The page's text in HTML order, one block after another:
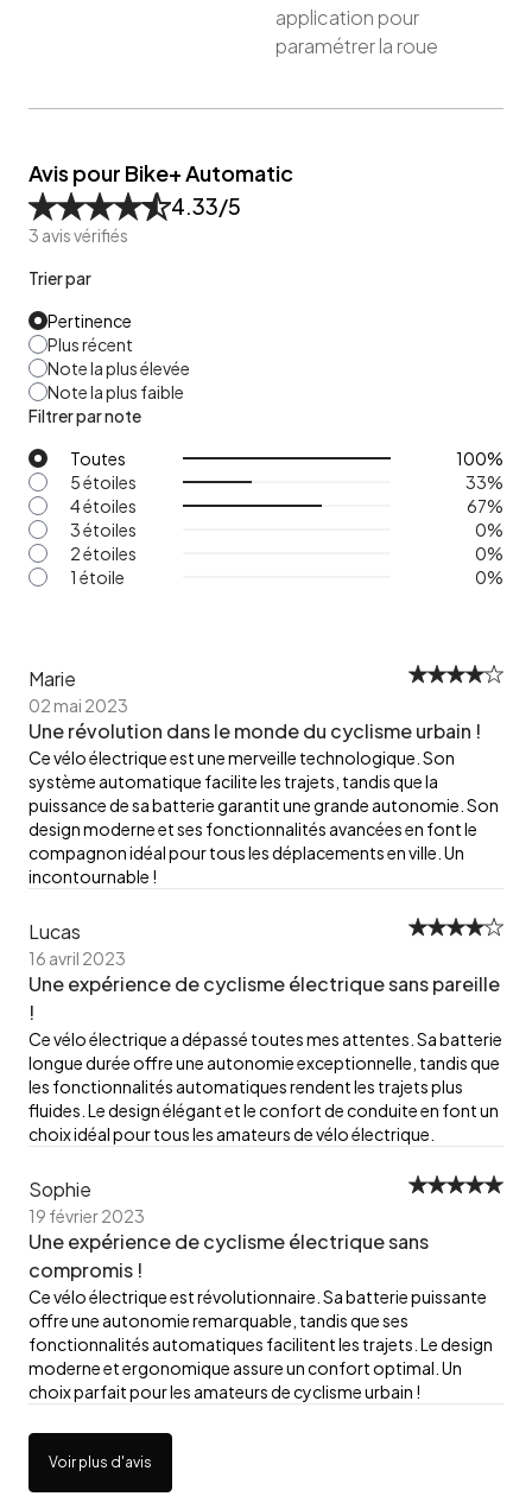
application pour
paramétrer la roue
Avis pour Bike+ Automatic
4.33/5
3 avis vérifiés
Trier par
Pertinence
Plus récent
Note la plus élevée
Note la plus faible
Filtrer par note
Toutes
100%
5 étoiles
33%
4 étoiles
67%
3 étoiles
0%
2 étoiles
0%
1 étoile
0%
Marie
02 mai 2023
Une révolution dans le monde du cyclisme urbain !
Ce vélo électrique est une merveille technologique. Son
système automatique facilite les trajets, tandis que la
puissance de sa batterie garantit une grande autonomie. Son
design moderne et ses fonctionnalités avancées en font le
compagnon idéal pour tous les déplacements en ville. Un
incontournable !
Lucas
16 avril 2023
Une expérience de cyclisme électrique sans pareille
!
Ce vélo électrique a dépassé toutes mes attentes. Sa batterie
longue durée offre une autonomie exceptionnelle, tandis que
les fonctionnalités automatiques rendent les trajets plus
fluides. Le design élégant et le confort de conduite en font un
choix idéal pour tous les amateurs de vélo électrique.
Sophie
19 février 2023
Une expérience de cyclisme électrique sans
compromis !
Ce vélo électrique est révolutionnaire. Sa batterie puissante
offre une autonomie remarquable, tandis que ses
fonctionnalités automatiques facilitent les trajets. Le design
moderne et ergonomique assure un confort optimal. Un
choix parfait pour les amateurs de cyclisme urbain !
Voir plus d'avis